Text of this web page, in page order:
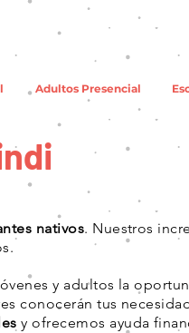
Adultos Presencial
nativos. Nuestros
y adultos la
conocerán tus
y ofrecemos ayuda